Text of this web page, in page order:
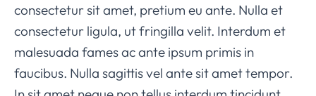
consectetur sit amet, pretium eu ante. Nulla et
consectetur ligula, ut fringilla velit. Interdum et
malesuada fames ac ante ipsum primis in
faucibus. Nulla sagittis vel ante sit amet tempor.